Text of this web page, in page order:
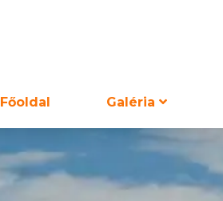
Főoldal Galéria